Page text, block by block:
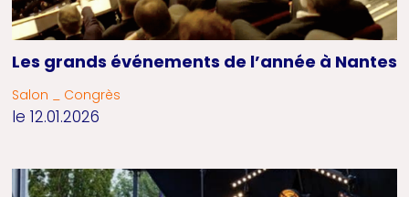
Les grands événements de l’année à Nantes
Salon _ Congrès
le 12.01.2026